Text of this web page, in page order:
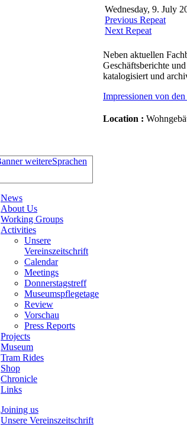
Wednesday, 9. July
Previous Repeat
Next Repeat
Neben aktuellen
Geschäftsberichte
katalogisiert und
Impressionen von
Location :
News
About Us
Working Groups
Activities
Unsere
Vereinszeitschrift
Calendar
Meetings
Donnerstagstreff
Museumspflegetage
Review
Vorschau
Press Reports
Projects
Museum
Tram Rides
Shop
Chronicle
Links
Joining us
Unsere Vereinszeitschrift